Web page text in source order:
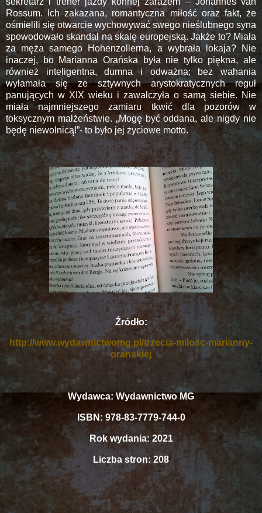
Rossum. Ich zakazana, romantyczna miłość oraz fakt, że
ośmielili się otwarcie wychowywać swego nieślubnego syna
spowodowało skandal na skalę europejską. Jakże to? Miała
za męża samego Hohenzollerna, a wybrała lokaja? Nie
inaczej, bo Marianna Orańska była nie tylko piękna, ale
również inteligentna, dumna i odważna; bez wahania
wyłamała się ze sztywnych arystokratycznych reguł
panujących w XIX wieku i zawalczyła o samą siebie. Nie
miała najmniejszego zamiaru tkwić dla pozorów w
toksycznym małżeństwie. „Mogę być oddana, ale nigdy nie
będę niewolnicą!”- to było jej życiowe motto.
Źródło:
http://www.wydawnictwomg.pl/trzecia-milosc-marianny-
oranskiej
Wydawca: Wydawnictwo MG
ISBN: 978-83-7779-744-0
Rok wydania: 2021
Liczba stron: 208